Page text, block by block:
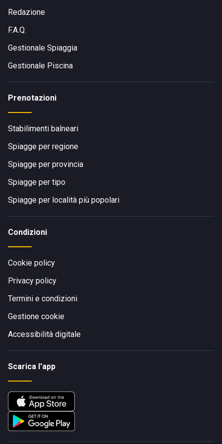
In bici o a piedi:
ideali per una gita fuori porta in mezzo alla natura.
Visita il sito di Il Giardino del Lago
Redazione
F.A.Q.
Gestionale Spiaggia
Gestionale Piscina
Prenotazioni
Stabilimenti balneari
Spiagge per regione
Spiagge per provincia
Spiagge per tipo
Spiagge per località più popolari
Condizioni
Cookie policy
Privacy policy
Termini e condizioni
Gestione cookie
Accessibilità digitale
Scarica l'app